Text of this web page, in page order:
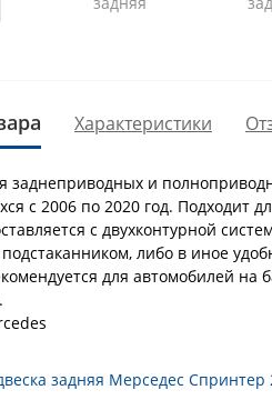
Характеристики
заднеприводных и
с 2006 по 2020 год. Подходит
с двухконтурной
либо в иное
для автомобилей
задняя Мерседес Спринтер